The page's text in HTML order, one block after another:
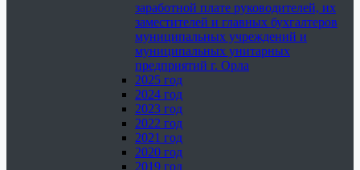
заработной плате руководителей, их
заместителей и главных бухгалтеров
муниципальных учреждений и
муниципальных унитарных
предприятий г. Орла
2025 год
2024 год
2023 год
2022 год
2021 год
2020 год
2019 год